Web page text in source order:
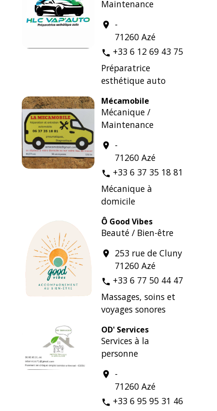
Maintenance
location_on
-
71260 Azé
phone +33 6 12 69 43 75
Préparatrice
esthétique auto
Mécamobile
Mécanique /
Maintenance
location_on
-
71260 Azé
phone +33 6 37 35 18 81
Mécanique à
domicile
Ô Good Vibes
Beauté / Bien-être
location_on
253 rue de Cluny
71260 Azé
phone +33 6 77 50 44 47
Massages, soins et
voyages sonores
OD' Services
Services à la
personne
location_on
-
71260 Azé
phone +33 6 95 95 31 46